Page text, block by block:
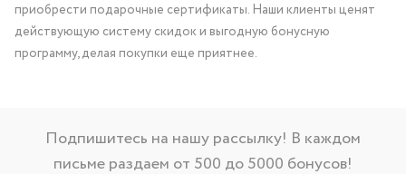
приобрести подарочные сертификаты. Наши клиенты ценят
действующую систему скидок и выгодную бонусную
программу, делая покупки еще приятнее.
Подпишитесь на нашу рассылку! В каждом
письме раздаем от 500 до 5000 бонусов!